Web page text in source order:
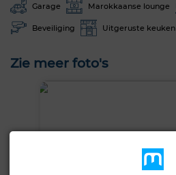
Garage Marokkaanse lounge
Beveiliging Uitgeruste keuken
Zie meer foto's